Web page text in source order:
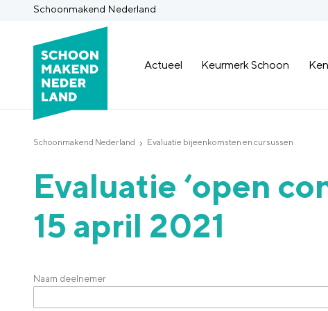
Schoonmakend Nederland
Actueel Keurmerk Schoon
Schoonmakend Nederland Evaluatie bijeenkomsten en cursussen
Evaluatie ‘open
15 april 2021
Naam deelnemer